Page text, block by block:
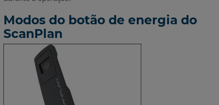
Modos do botão de energia do
ScanPlan